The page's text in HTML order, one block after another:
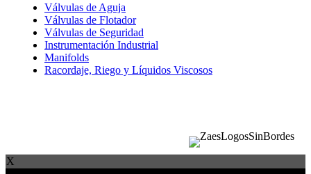
Válvulas de Aguja
Válvulas de Flotador
Válvulas de Seguridad
Instrumentación Industrial
Manifolds
Racordaje, Riego y Líquidos Viscosos
X